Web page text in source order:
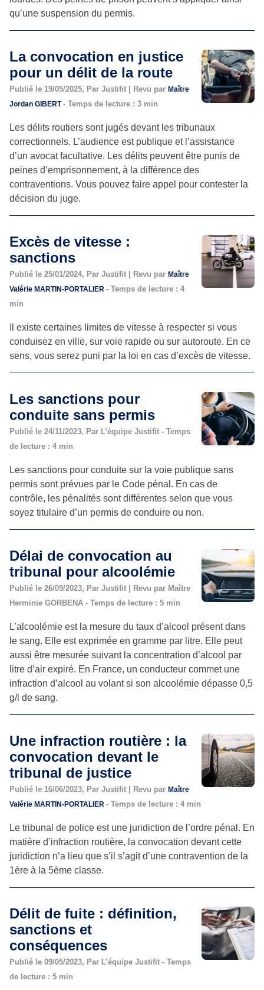
qu’une suspension du permis.
La convocation en justice
pour un délit de la route
Publié le 19/05/2025, Par Justifit | Revu par Maître
Jordan GIBERT- Temps de lecture : 3 min
Les délits routiers sont jugés devant les tribunaux
correctionnels. L’audience est publique et l’assistance
d’un avocat facultative. Les délits peuvent être punis de
peines d’emprisonnement, à la différence des
contraventions. Vous pouvez faire appel pour contester la
décision du juge.
Excès de vitesse :
sanctions
Publié le 25/01/2024, Par Justifit | Revu par Maître
Valérie MARTIN-PORTALIER - Temps de lecture : 4
min
Il existe certaines limites de vitesse à respecter si vous
conduisez en ville, sur voie rapide ou sur autoroute. En ce
sens, vous serez puni par la loi en cas d’excès de vitesse.
Les sanctions pour
conduite sans permis
Publié le 24/11/2023, Par L’équipe Justifit - Temps
de lecture : 4 min
Les sanctions pour conduite sur la voie publique sans
permis sont prévues par le Code pénal. En cas de
contrôle, les pénalités sont différentes selon que vous
soyez titulaire d’un permis de conduire ou non.
Délai de convocation au
tribunal pour alcoolémie
Publié le 26/09/2023, Par Justifit | Revu par Maître
Herminie GORBENA - Temps de lecture : 5 min
L’alcoolémie est la mesure du taux d’alcool présent dans
le sang. Elle est exprimée en gramme par litre. Elle peut
aussi être mesurée suivant la concentration d’alcool par
litre d’air expiré. En France, un conducteur commet une
infraction d’alcool au volant si son alcoolémie dépasse 0,5
g/l de sang.
Une infraction routière : la
convocation devant le
tribunal de justice
Publié le 16/06/2023, Par Justifit | Revu par Maître
Valérie MARTIN-PORTALIER - Temps de lecture : 4 min
Le tribunal de police est une juridiction de l’ordre pénal. En
matière d’infraction routière, la convocation devant cette
juridiction n’a lieu que s’il s’agit d’une contravention de la
1ère à la 5ème classe.
Délit de fuite : définition,
sanctions et
conséquences
Publié le 09/05/2023, Par L’équipe Justifit - Temps
de lecture : 5 min